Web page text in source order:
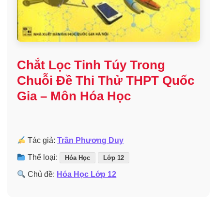
Chắt Lọc Tinh Túy Trong
Chuỗi Đề Thi Thử THPT Quốc
Gia – Môn Hóa Học
Tác giả:Trần Phương Duy
Thể loại: Hóa Học Lớp 12
Chủ đề: Hóa Học Lớp 12